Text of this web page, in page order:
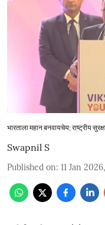
भारताला महान बनवायचेय; राष्ट्रीय
Swapnil S
Published on: 11 Jan